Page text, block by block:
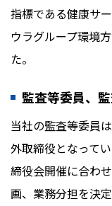
指標である健康サ
ウラグループ環境
た。
監査等委員、
当社の監査等委員
外取締役となって
締役会開催に合わ
画、業務分担を決